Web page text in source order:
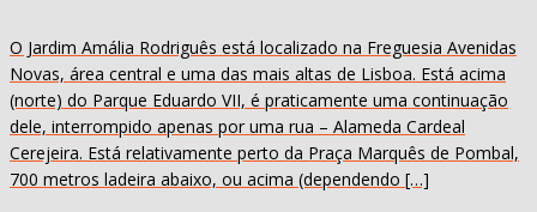
O Jardim Amália Rodriguês está localizado na Freguesia Avenidas
Novas, área central e uma das mais altas de Lisboa. Está acima
(norte) do Parque Eduardo VII, é praticamente uma continuação
dele, interrompido apenas por uma rua – Alameda Cardeal
Cerejeira. Está relativamente perto da Praça Marquês de Pombal,
700 metros ladeira abaixo, ou acima (dependendo […]